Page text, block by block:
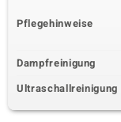
Pflegehinweise
Dampfreinigung
Ultraschallreinigung